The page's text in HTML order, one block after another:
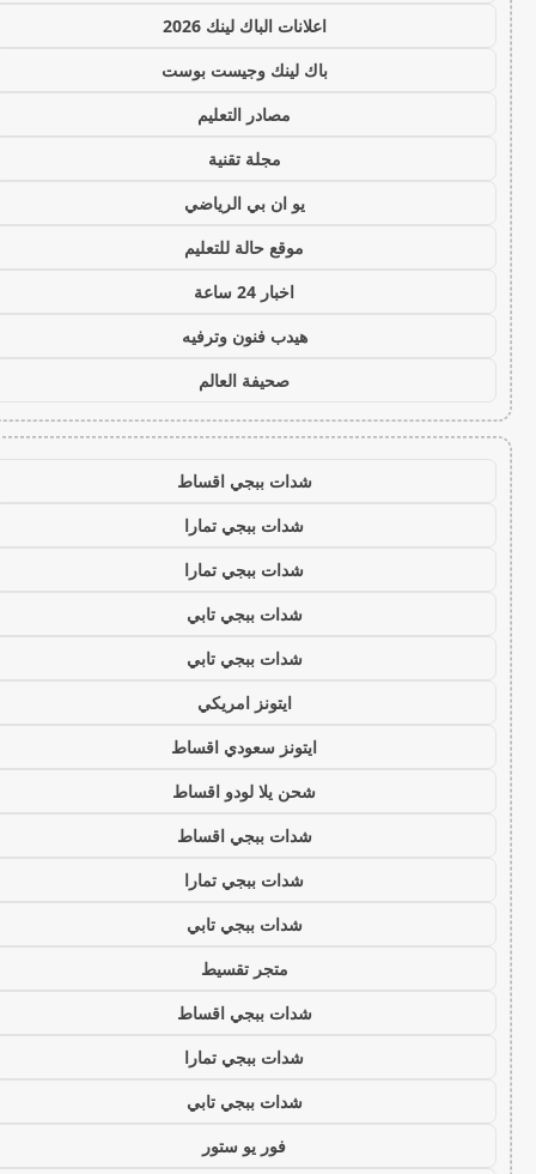
اعلانات الباك لينك 2026
باك لينك وجيست بوست
مصادر التعليم
مجلة تقنية
يو ان بي الرياضي
موقع حالة للتعليم
اخبار 24 ساعة
هيدب فنون وترفيه
صحيفة العالم
شدات ببجي اقساط
شدات ببجي تمارا
شدات ببجي تمارا
شدات ببجي تابي
شدات ببجي تابي
ايتونز امريكي
ايتونز سعودي اقساط
شحن يلا لودو اقساط
شدات ببجي اقساط
شدات ببجي تمارا
شدات ببجي تابي
متجر تقسيط
شدات ببجي اقساط
شدات ببجي تمارا
شدات ببجي تابي
فور يو ستور